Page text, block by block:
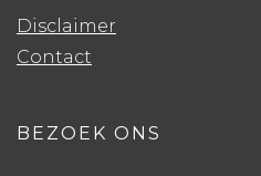
Disclaimer
Contact
BEZOEK ONS